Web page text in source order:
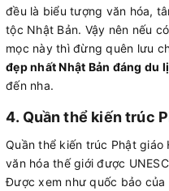
đều là biểu tượng văn hóa,
tộc Nhật Bản. Vậy nên nếu
mọc này thì đừng quên lưu
đẹp nhất Nhật Bản đáng du
đến nha.
4. Quần thể kiến trúc
Quần thể kiến trúc Phật giáo
văn hóa thế giới được
Được xem như quốc bảo của